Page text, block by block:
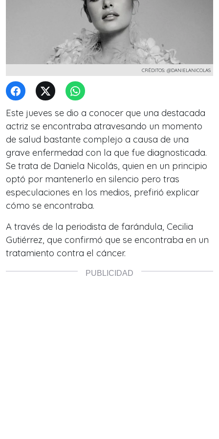
CRÉDITOS: @DANIELANICOLAS
Este jueves se dio a conocer que una destacada
actriz se encontraba atravesando un momento
de salud bastante complejo a causa de una
grave enfermedad con la que fue diagnosticada.
Se trata de Daniela Nicolás, quien en un principio
optó por mantenerlo en silencio pero tras
especulaciones en los medios, prefirió explicar
cómo se encontraba.
A través de la periodista de farándula, Cecilia
Gutiérrez, que confirmó que se encontraba en un
tratamiento contra el cáncer.